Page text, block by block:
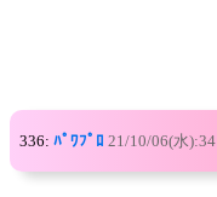
336: ﾊﾟﾜﾌﾟﾛ 21/10/06(水):34